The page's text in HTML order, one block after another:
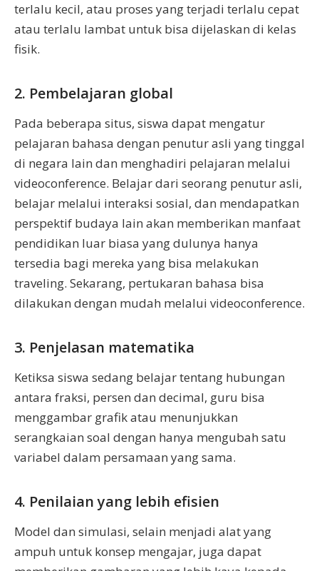
terlalu kecil, atau proses yang terjadi terlalu cepat
atau terlalu lambat untuk bisa dijelaskan di kelas
fisik.
2. Pembelajaran global
Pada beberapa situs, siswa dapat mengatur
pelajaran bahasa dengan penutur asli yang tinggal
di negara lain dan menghadiri pelajaran melalui
videoconference. Belajar dari seorang penutur asli,
belajar melalui interaksi sosial, dan mendapatkan
perspektif budaya lain akan memberikan manfaat
pendidikan luar biasa yang dulunya hanya
tersedia bagi mereka yang bisa melakukan
traveling. Sekarang, pertukaran bahasa bisa
dilakukan dengan mudah melalui videoconference.
3. Penjelasan matematika
Ketiksa siswa sedang belajar tentang hubungan
antara fraksi, persen dan decimal, guru bisa
menggambar grafik atau menunjukkan
serangkaian soal dengan hanya mengubah satu
variabel dalam persamaan yang sama.
4. Penilaian yang lebih efisien
Model dan simulasi, selain menjadi alat yang
ampuh untuk konsep mengajar, juga dapat